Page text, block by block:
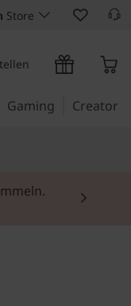
Store
Gaming Creator